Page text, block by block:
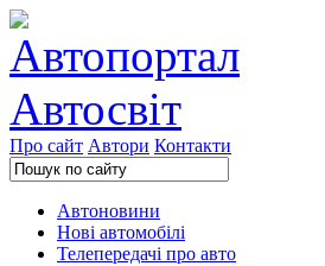
Про сайт Автори Контакти
Автоновини
Нові автомобілі
Телепередачі про авто